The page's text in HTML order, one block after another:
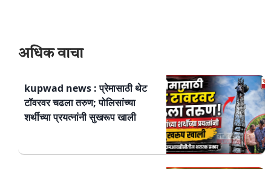
अधिक वाचा
kupwad news : प्रेमासाठी थेट
टॉवरवर चढला तरुण; पोलिसांच्या
शर्थीच्या प्रयत्नांनी सुखरूप खाली